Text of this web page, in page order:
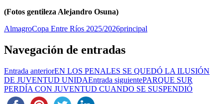
(Fotos gentileza Alejandro Osuna)
AlmagroCopa Entre Ríos 2025/2026principal
Navegación de entradas
Entrada anteriorEN LOS PENALES SE QUEDÓ LA ILUSIÓN
DE JUVENTUD UNIDAEntrada siguientePARQUE SUR
PERDÍA CON JUVENTUD CUANDO SE SUSPENDIÓ